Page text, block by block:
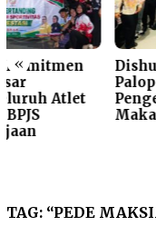
«
Dishub dan
Palopo Studi Tiru
Pengelolaan Parkir
Makassar
TAG: “PEDE